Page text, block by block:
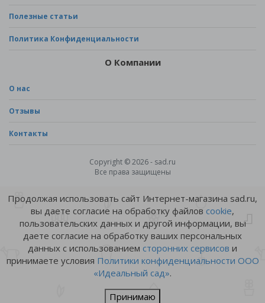
Полезные статьи
Политика Конфиденциальности
О Компании
О нас
Отзывы
Контакты
Copyright © 2026 - sad.ru
Все права защищены
Продолжая использовать сайт Интернет-магазина sad.ru,
вы даете согласие на обработку файлов cookie,
пользовательских данных и другой информации, вы
даете согласие на обработку ваших персональных
данных с использованием сторонних сервисов и
принимаете условия Политики конфиденциальности ООО
«Идеальный сад».
Принимаю